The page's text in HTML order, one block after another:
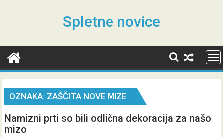
Spletne novice
OZNAKA: ZAŠČITA NOVE MIZE
Namizni prti so bili odlična dekoracija za našo
mizo